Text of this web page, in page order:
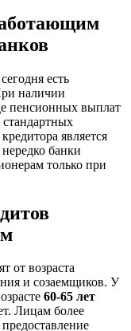
есть
наличии
пенсионных выплат
является
банки
только при
от возраста
и созаемщиков. У
60-65 лет
Лицам более